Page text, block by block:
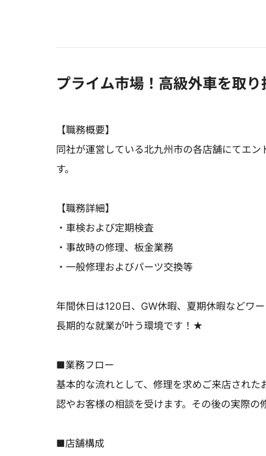
プライム市場！高級外車を取
【職務概要】
同社が運営している北九州市の各店舗にてエ
す。
【職務詳細】
・車検および定期検査
・事故時の修理、板金業務
・一般修理およびパーツ交換等
年間休日は120日、GW休暇、夏期休暇などワ
長期的な就業が叶う環境です！★
■業務フロー
基本的な流れとして、修理を求めご来店され
認やお客様の相談を受けます。その後の実際の
■店舗構成